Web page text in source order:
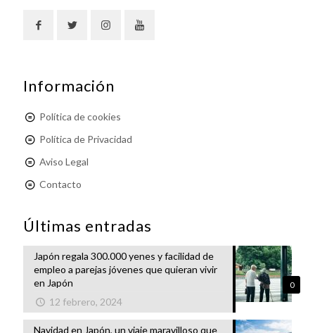
Información
Política de cookies
Política de Privacidad
Aviso Legal
Contacto
Últimas entradas
0
Japón regala 300.000 yenes y facilidad de
empleo a parejas jóvenes que quieran vivir
en Japón
12 febrero, 2024
Navidad en Japón, un viaje maravilloso que